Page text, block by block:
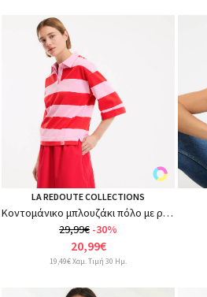
LA REDOUTE COLLECTIONS
Κοντομάνικο μπλουζάκι πόλο με ρίγες
29,99€ -30%
20,99€
19,49€ Χαμ. Τιμή 30 Ημ.